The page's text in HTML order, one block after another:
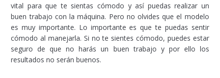
vital para que te sientas cómodo y así puedas realizar un
buen trabajo con la máquina. Pero no olvides que el modelo
es muy importante. Lo importante es que te puedas sentir
cómodo al manejarla. Si no te sientes cómodo, puedes estar
seguro de que no harás un buen trabajo y por ello los
resultados no serán buenos.